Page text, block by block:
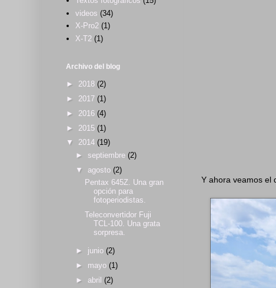
Y ahora veamos el
videos (34)
X-Pro2 (1)
X-T2 (1)
Archivo del blog
► 2018 (2)
► 2017 (1)
► 2016 (4)
► 2015 (1)
▼ 2014 (19)
► septiembre (2)
▼ agosto (2)
Pentax 645Z. Una gran
opción para
fotoperiodistas.
Teleconvertidor Fuji
TCL-100. Una grata
sorpresa.
► junio (2)
► mayo (1)
► abril (2)